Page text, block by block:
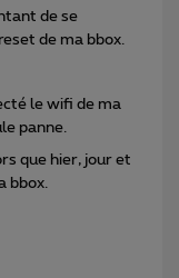
de se
de ma bbox.
le wifi de ma
panne.
que hier, jour et
bbox.